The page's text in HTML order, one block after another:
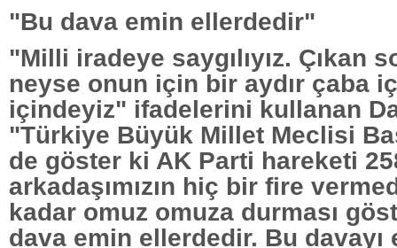
"Bu dava emin ellerdedir"
"Milli iradeye saygılıyız. Çıkan
neyse onun için bir aydır çaba
içindeyiz" ifadelerini kullanan
"Türkiye Büyük Millet Meclisi
de göster ki AK Parti hareketi
arkadaşımızın hiç bir fire
kadar omuz omuza durması
dava emin ellerdedir. Bu davayı